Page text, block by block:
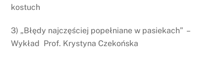
kostuch
3) „Błędy najczęściej popełniane w pasiekach” –
Wykład Prof. Krystyna Czekońska